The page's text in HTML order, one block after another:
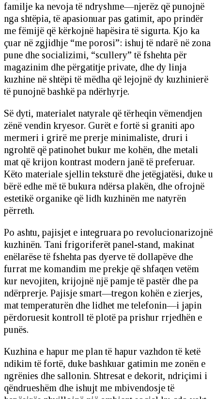
familje ka nevoja të ndryshme—njerëz që punojnë
nga shtëpia, të apasionuar pas gatimit, apo prindër
me fëmijë që kërkojnë hapësira të sigurta. Kjo ka
çuar në zgjidhje “me porosi”: ishuj të ndarë në zona
pune dhe socializimi, “scullery” të fshehta për
magazinim dhe përgatitje private, dhe dy linja
kuzhine në shtëpi të mëdha që lejojnë dy kuzhinierë
të punojnë bashkë pa ndërhyrje.
Së dyti, materialet natyrale që tërheqin vëmendjen
zënë vendin kryesor. Gurët e fortë si graniti apo
mermeri i grirë me prerje minimaliste, druri i
ngrohtë që patinohet bukur me kohën, dhe metali
mat që krijon kontrast modern janë të preferuar.
Këto materiale sjellin teksturë dhe jetëgjatësi, duke u
bërë edhe më të bukura ndërsa plakën, dhe ofrojnë
estetikë organike që lidh kuzhinën me natyrën
përreth.
Po ashtu, pajisjet e integruara po revolucionarizojnë
kuzhinën. Tani frigoriferët panel-stand, makinat
enëlarëse të fshehta pas dyerve të dollapëve dhe
furrat me komandim me prekje që shfaqen vetëm
kur nevojiten, krijojnë një pamje të pastër dhe pa
ndërprerje. Pajisje smart—tregon kohën e zierjes,
mat temperaturën dhe lidhet me telefonin—i japin
përdoruesit kontroll të plotë pa prishur rrjedhën e
punës.
Kuzhina e hapur me plan të hapur vazhdon të ketë
ndikim të fortë, duke bashkuar gatimin me zonën e
ngrënies dhe sallonin. Shtresat e dekorit, ndriçimi i
qëndrueshëm dhe ishujt me mbivendosje të